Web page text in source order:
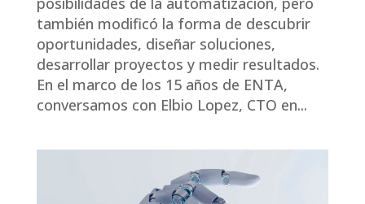
también modificó la forma de descubrir
oportunidades, diseñar soluciones,
desarrollar proyectos y medir resultados.
En el marco de los 15 años de ENTA,
conversamos con Elbio Lopez, CTO en...